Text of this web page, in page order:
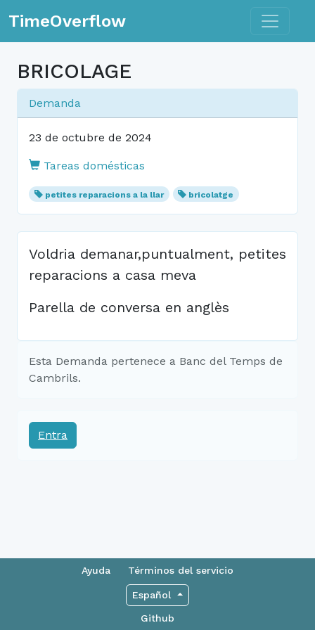
TimeOverflow Toggle
BRICOLAGE
Demanda
23 de octubre de 2024
Tareas domésticas
petites reparacions a la llar bricolatge
Voldria demanar,puntualment, petites
reparacions a casa meva
Parella de conversa en anglès
Esta Demanda pertenece a Banc del Temps de
Cambrils.
Entra
Ayuda Términos del servicio
Español
Github